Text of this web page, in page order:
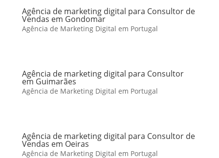
Agência de marketing digital para Consultor de
Vendas em Gondomar
Agência de Marketing Digital em Portugal
Agência de marketing digital para Consultor
em Guimarães
Agência de Marketing Digital em Portugal
Agência de marketing digital para Consultor de
Vendas em Oeiras
Agência de Marketing Digital em Portugal